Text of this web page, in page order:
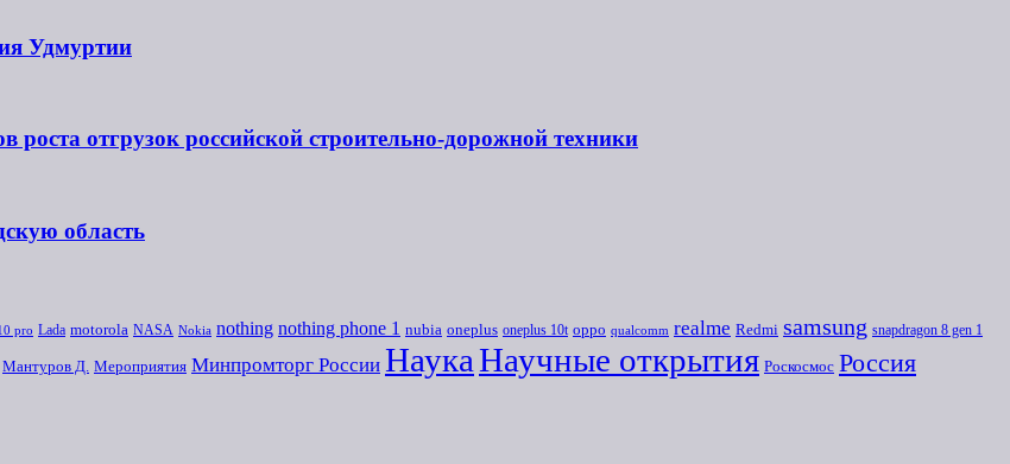
Удмуртии
отгрузок российской строительно-дорожной техники
область
pro Lada motorola NASA Nokia nothing nothing phone 1 nubia oneplus oneplus 10t oppo qualcomm realme Redmi samsung snapdragon 8 gen 1
Мантуров Д. Мероприятия Минпромторг России НаукаНаучные открытия Роскосмос Россия